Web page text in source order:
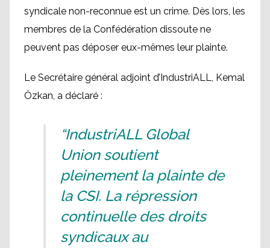
syndicale non-reconnue est un crime. Dès lors, les
membres de la Confédération dissoute ne
peuvent pas déposer eux-mêmes leur plainte.
Le Secrétaire général adjoint d’IndustriALL, Kemal
Özkan, a déclaré :
“IndustriALL Global
Union soutient
pleinement la plainte de
la CSI. La répression
continuelle des droits
syndicaux au